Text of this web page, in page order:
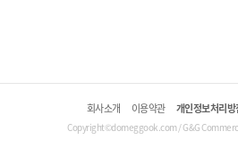
회사소개 이용약관 개인정보처리방
Copyright©domeggook.com / G&G